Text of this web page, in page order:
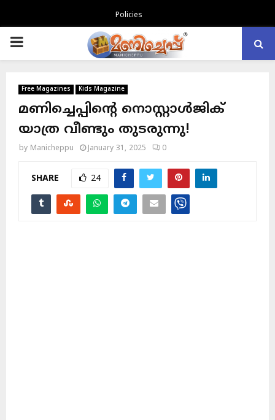
Policies
PRIMARY
Free Magazines Kids Magazine
മണിച്ചെപ്പിന്റെ നൊസ്റ്റാൾജിക്
യാത്ര വീണ്ടും തുടരുന്നു!
by Manicheppu January 31, 2025 0
SHARE 24